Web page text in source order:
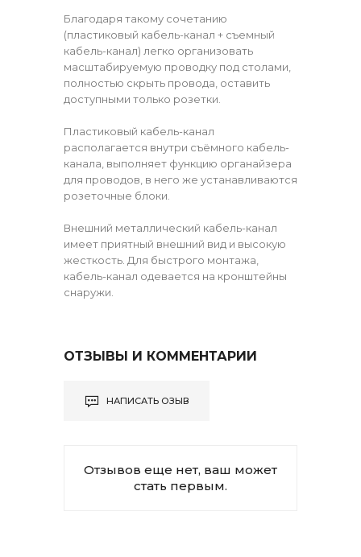
Благодаря такому сочетанию
(пластиковый кабель-канал + съемный
кабель-канал) легко организовать
масштабируемую проводку под столами,
полностью скрыть провода, оставить
доступными только розетки.
Пластиковый кабель-канал
располагается внутри съёмного кабель-
канала, выполняет функцию органайзера
для проводов, в него же устанавливаются
розеточные блоки.
Внешний металлический кабель-канал
имеет приятный внешний вид и высокую
жесткость. Для быстрого монтажа,
кабель-канал одевается на кронштейны
снаружи.
ОТЗЫВЫ И КОММЕНТАРИИ
НАПИСАТЬ ОЗЫВ
Отзывов еще нет, ваш может
стать первым.